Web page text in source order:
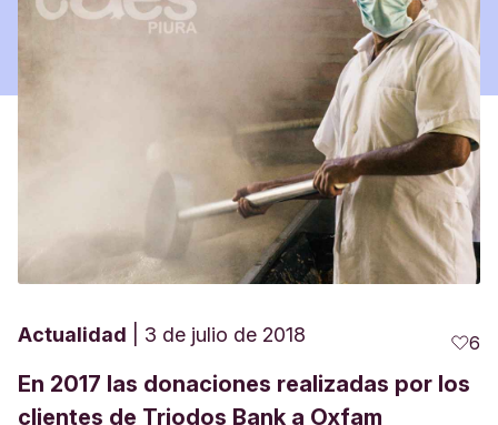
Actualidad 3 de julio de 2018 6
En 2017 las donaciones realizadas por los
clientes de Triodos Bank a Oxfam